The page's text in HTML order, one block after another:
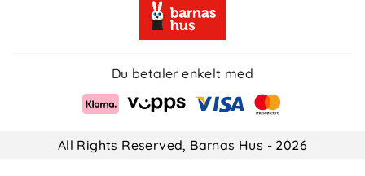
Du betaler enkelt med
All Rights Reserved, Barnas Hus - 2026